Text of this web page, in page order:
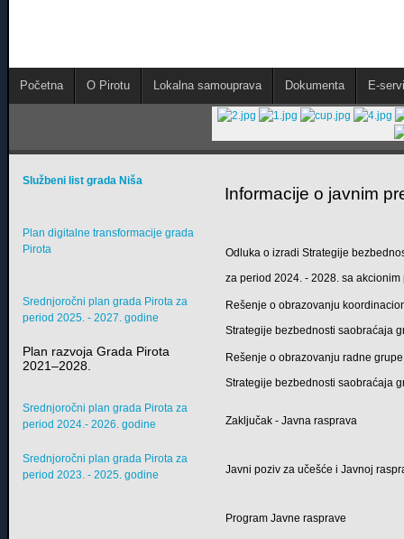
Početna O Pirotu Lokalna samouprava Dokumenta E-
Informacije o javnim
Odluka o izradi Strategije
za period 2024. - 2028. sa akcionim
Rešenje o obrazovanju
Strategije bezbednosti saobraćaja
Rešenje o obrazovanju radne
Strategije bezbednosti saobraćaja
Zaključak - Javna rasprava
Javni poziv za učešće i Javnoj
Program Javne rasprave
Službeni list grada Niša
Plan digitalne transformacije grada
Pirota
Srednjoročni plan grada Pirota za
period 2025. - 2027. godine
Plan razvoja Grada Pirota
2021–2028.
Srednjoročni plan grada Pirota za
period 2024.- 2026. godine
Srednjoročni plan grada Pirota za
period 2023. - 2025. godine